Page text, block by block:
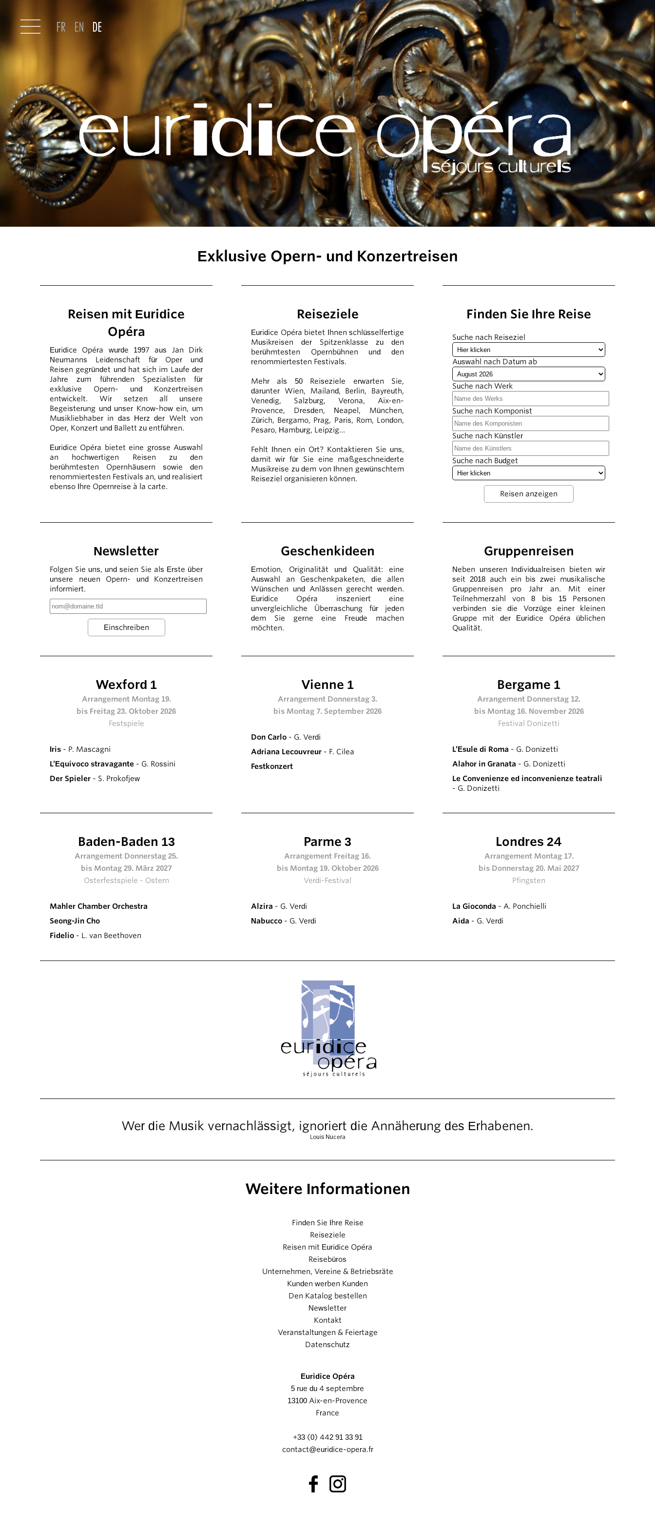
Exklusive Opern- und Konzertreisen
Reisen mit Euridice
Opéra
Euridice Opéra wurde 1997 aus Jan Dirk
Neumanns Leidenschaft für Oper und
Reisen gegründet und hat sich im Laufe der
Jahre zum führenden Spezialisten für
exklusive Opern- und Konzertreisen
entwickelt. Wir setzen all unsere
Begeisterung und unser Know-how ein, um
Musikliebhaber in das Herz der Welt von
Oper, Konzert und Ballett zu entführen.
Euridice Opéra bietet eine grosse Auswahl
an hochwertigen Reisen zu den
berühmtesten Opernhäusern sowie den
renommiertesten Festivals an, und realisiert
ebenso Ihre Opernreise à la carte.
Reiseziele
Euridice Opéra bietet Ihnen schlüsselfertige
Musikreisen der Spitzenklasse zu den
berühmtesten Opernbühnen und den
renommiertesten Festivals.
Mehr als 50 Reiseziele erwarten Sie,
darunter Wien, Mailand, Berlin, Bayreuth,
Venedig, Salzburg, Verona, Aix-en-
Provence, Dresden, Neapel, München,
Zürich, Bergamo, Prag, Paris, Rom, London,
Pesaro, Hamburg, Leipzig…
Fehlt Ihnen ein Ort? Kontaktieren Sie uns,
damit wir für Sie eine maßgeschneiderte
Musikreise zu dem von Ihnen gewünschtem
Reiseziel organisieren können.
Finden Sie Ihre Reise
Suche nach Reiseziel
Auswahl nach Datum ab
Suche nach Werk
Suche nach Komponist
Suche nach Künstler
Suche nach Budget
Newsletter
Folgen Sie uns, und seien Sie als Erste über
unsere neuen Opern- und Konzertreisen
informiert.
Geschenkideen
Emotion, Originalität und Qualität: eine
Auswahl an Geschenkpaketen, die allen
Wünschen und Anlässen gerecht werden.
Euridice Opéra inszeniert eine
unvergleichliche Überraschung für jeden
dem Sie gerne eine Freude machen
möchten.
Gruppenreisen
Neben unseren Individualreisen bieten wir
seit 2018 auch ein bis zwei musikalische
Gruppenreisen pro Jahr an. Mit einer
Teilnehmerzahl von 8 bis 15 Personen
verbinden sie die Vorzüge einer kleinen
Gruppe mit der Euridice Opéra üblichen
Qualität.
Wexford 1
Arrangement Montag 19.
bis Freitag 23. Oktober 2026
Festspiele
Iris - P. Mascagni
L’Equivoco stravagante - G. Rossini
Der Spieler - S. Prokofjew
Vienne 1
Arrangement Donnerstag 3.
bis Montag 7. September 2026
Don Carlo - G. Verdi
Adriana Lecouvreur - F. Cilea
Festkonzert
Bergame 1
Arrangement Donnerstag 12.
bis Montag 16. November 2026
Festival Donizetti
L’Esule di Roma - G. Donizetti
Alahor in Granata - G. Donizetti
Le Convenienze ed inconvenienze teatrali
- G. Donizetti
Baden-Baden 13
Arrangement Donnerstag 25.
bis Montag 29. März 2027
Osterfestspiele - Ostern
Mahler Chamber Orchestra
Seong-Jin Cho
Fidelio - L. van Beethoven
Parme 3
Arrangement Freitag 16.
bis Montag 19. Oktober 2026
Verdi-Festival
Alzira - G. Verdi
Nabucco - G. Verdi
Londres 24
Arrangement Montag 17.
bis Donnerstag 20. Mai 2027
Pfingsten
La Gioconda - A. Ponchielli
Aida - G. Verdi
Wer die Musik vernachlässigt, ignoriert die Annäherung des Erhabenen.
Louis Nucera
Weitere Informationen
Finden Sie Ihre Reise
Reiseziele
Reisen mit Euridice Opéra
Reisebüros
Unternehmen, Vereine & Betriebsräte
Kunden werben Kunden
Den Katalog bestellen
Newsletter
Kontakt
Veranstaltungen & Feiertage
Datenschutz
Euridice Opéra
5 rue du 4 septembre
13100 Aix-en-Provence
France
+33 (0) 442 91 33 91
contact@euridice-opera.fr